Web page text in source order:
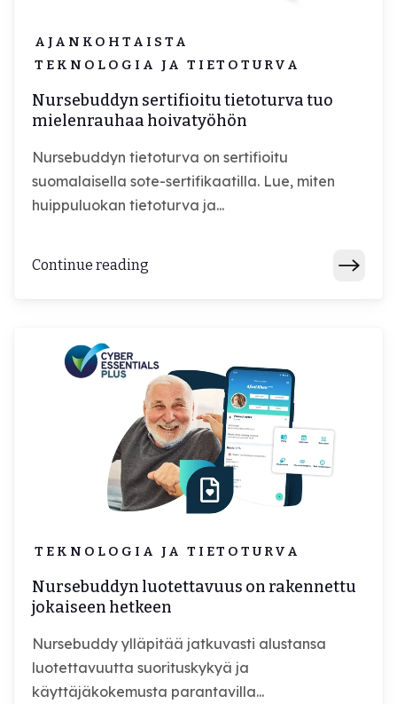
AJANKOHTAISTA
TEKNOLOGIA JA TIETOTURVA
Nursebuddyn sertifioitu tietoturva tuo
mielenrauhaa hoivatyöhön
Nursebuddyn tietoturva on sertifioitu
suomalaisella sote-sertifikaatilla. Lue, miten
huippuluokan tietoturva ja...
Continue reading
TEKNOLOGIA JA TIETOTURVA
Nursebuddyn luotettavuus on rakennettu
jokaiseen hetkeen
Nursebuddy ylläpitää jatkuvasti alustansa
luotettavuutta suorituskykyä ja
käyttäjäkokemusta parantavilla...